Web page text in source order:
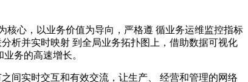
心，以业务价值为导向，严格遵 循业务运维监控指标
析并实时映射 到全局业务拓扑图上，借助数据可视化
务的高速增长。
间实时交互和有效交流，让生产、 经营和管理的网络